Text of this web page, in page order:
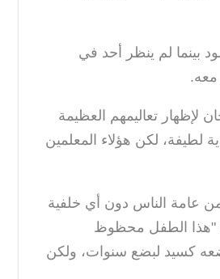
بينما لم ينظر أحد في
معه.
لإظهار تعاليمهم العظيمة
لطيفة، لكن هؤلاء المعلمين
عامة الناس دون أي خلفية
"هذا الطفل محظوظ
كسيد لبضع سنوات، ولكن